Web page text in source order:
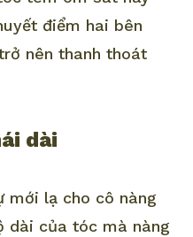
điểm hai bên
nên thanh thoát
dài
mới lạ cho cô nàng
dài của tóc mà nàng